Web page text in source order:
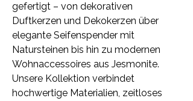
gefertigt – von dekorativen
Duftkerzen und Dekokerzen über
elegante Seifenspender mit
Natursteinen bis hin zu modernen
Wohnaccessoires aus Jesmonite.
Unsere Kollektion verbindet
hochwertige Materialien, zeitloses